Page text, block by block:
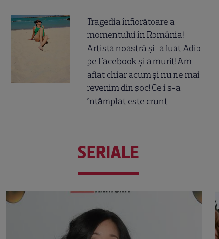
Tragedia înfiorătoare a
momentului în România!
Artista noastră și-a luat Adio
pe Facebook și a murit! Am
aflat chiar acum și nu ne mai
revenim din șoc! Ce i s-a
întâmplat este crunt
SERIALE